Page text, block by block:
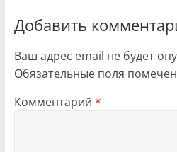
Добавить
Ваш адрес email не будет
Обязательные поля
Комментарий *